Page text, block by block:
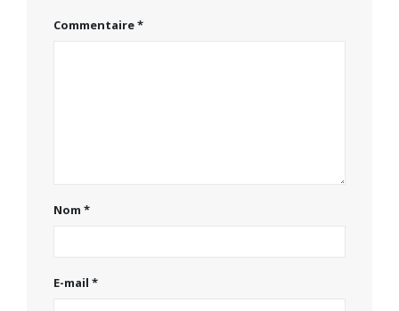
Commentaire*
Nom *
E-mail *